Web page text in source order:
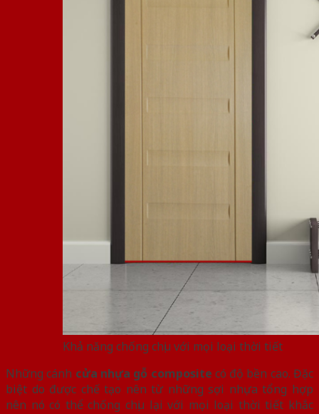
Khả năng chống chịu với mọi loại thời tiết
Những cánh cửa nhựa gỗ composite có độ bền cao. Đặc
biệt do được chế tạo nên từ những sợi nhựa tổng hợp
nên nó có thể chống chịu lại với mọi loại thời tiết khắc